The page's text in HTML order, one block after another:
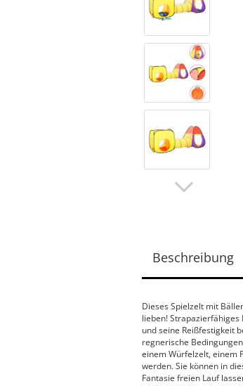
Beschreibung
Dieses Spielzelt mit
lieben! Strapazierfähiges
und seine Reißfestigkeit
regnerische
einem Würfelzelt, einem
werden. Sie können in
Fantasie freien Lauf